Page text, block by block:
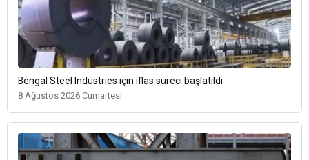
Bengal Steel Industries için iflas süreci başlatıldı
8 Ağustos 2026 Cumartesi